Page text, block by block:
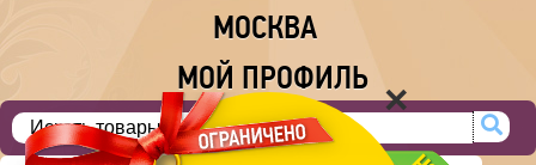
МОСКВА
МОЙ ПРОФИЛЬ
×